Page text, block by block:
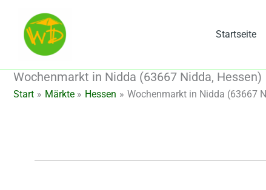
springen
Startseite
Wochenmarkt in Nidda (63667 Nidda, Hessen)
Start Märkte Hessen Wochenmarkt in Nidda (63667